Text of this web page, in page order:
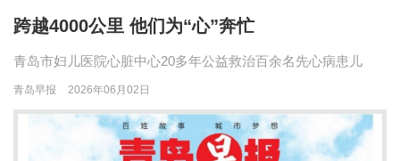
跨越4000公里 他们为“心”奔忙
青岛市妇儿医院心脏中心20多年公益救治百余名先心病患儿
青岛早报 2026年06月02日